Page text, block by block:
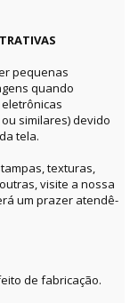
pequenas
quando
similares) devido
tela.
texturas,
visite a nossa
um prazer atendê-
de fabricação.